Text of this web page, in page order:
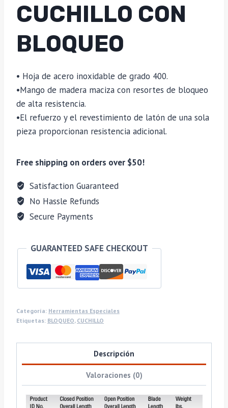
CUCHILLO CON
BLOQUEO
• Hoja de acero inoxidable de grado 400.
•Mango de madera maciza con resortes de bloqueo
de alta resistencia.
•El refuerzo y el revestimiento de latón de una sola
pieza proporcionan resistencia adicional.
Free shipping on orders over $50!
Satisfaction Guaranteed
No Hassle Refunds
Secure Payments
GUARANTEED SAFE CHECKOUT
Categoría: Herramientas Especiales
Etiquetas: BLOQUEO, CUCHILLO
Descripción
Valoraciones (0)